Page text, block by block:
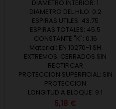
estándar o según fabricación a
medida. Muelles diseñados y
fabricados en Europa. Diámetro
del alambre (d) desde 0,10 hasta
18 mm. Diámetro exterior (De)
hasta 150 mm. Longitud libre (Lo)
hasta 1015 mm. Revisar las
medidas y materiales de
fabricación en...
DIAMETRO INTERIOR: 1
DIAMETRO DEL HILO: 0.2
ESPIRAS UTILES: 43.75
ESPIRAS TOTALES: 45.5
CONSTANTE "K": 0.16
Material: EN 10270-1 SH
EXTREMOS: CERRADOS SIN
RECTIFICAR
PROTECCION SUPERFICIAL: SIN
PROTECCION
LONGITUD A BLOQUE: 9.1
Precio
5,18 €